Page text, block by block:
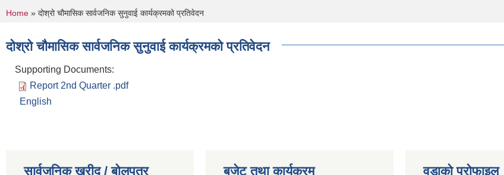
You are here
Home » दोश्रो चौमासिक सार्वजनिक सुनुवाई कार्यक्रमको प्रतिवेदन
दोश्रो चौमासिक सार्वजनिक सुनुवाई कार्यक्रमको प्रतिवेदन
Supporting Documents:
Report 2nd Quarter .pdf
English
सार्वजनिक खरीद / बोलपत्र
बजेट तथा कार्यक्रम वडाको प्रोफाइल